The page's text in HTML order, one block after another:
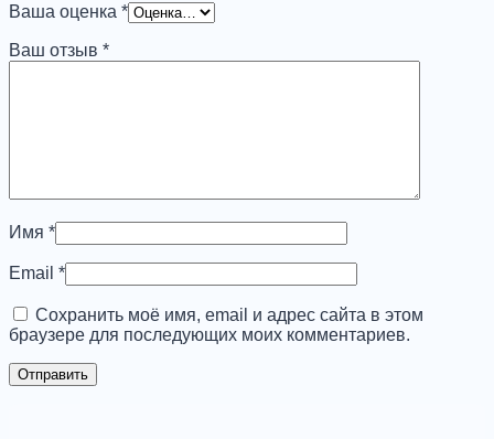
Ваша оценка *
Ваш отзыв *
Имя *
Email *
Сохранить моё имя, email и адрес сайта в этом
браузере для последующих моих комментариев.